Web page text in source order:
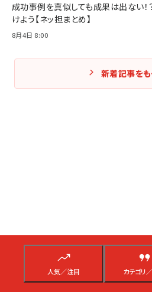
人気／注目 カテゴリ
成功事例を真似しても成果は出ない！
けよう【ネッ担まとめ】
8月4日 8:00
新着記事をも